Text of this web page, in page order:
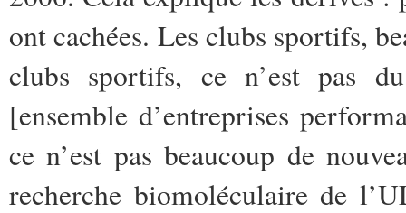
ont cachées. Les clubs sportifs,
clubs sportifs, ce n’est pas
[ensemble d’entreprises
ce n’est pas beaucoup de
recherche biomoléculaire de